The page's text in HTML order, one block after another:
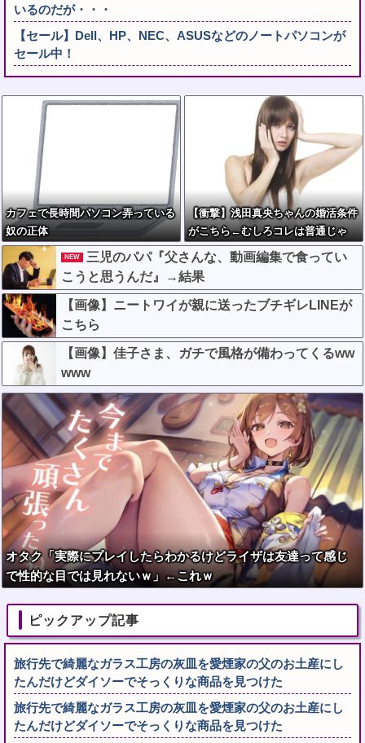
いるのだが・・・
【セール】Dell、HP、NEC、ASUSなどのノートパソコンが
セール中！
カフェで長時間パソコン弄っている
奴の正体
【衝撃】浅田真央ちゃんの婚活条件
がこちら←むしろコレは普通じゃ
ね？w w w w w w w w
NEW
三児のパパ『父さんな、動画編集で食ってい
こうと思うんだ』→結果
【画像】ニートワイが親に送ったブチギレLINEが
こちら
【画像】佳子さま、ガチで風格が備わってくるww
www
オタク「実際にプレイしたらわかるけどライザは友達って感じ
で性的な目では見れないｗ」←これｗ
ピックアップ記事
旅行先で綺麗なガラス工房の灰皿を愛煙家の父のお土産にし
たんだけどダイソーでそっくりな商品を見つけた
旅行先で綺麗なガラス工房の灰皿を愛煙家の父のお土産にし
たんだけどダイソーでそっくりな商品を見つけた